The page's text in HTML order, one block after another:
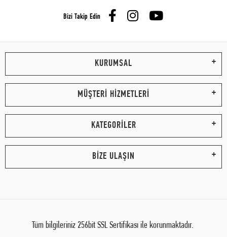
Bizi Takip Edin
KURUMSAL
MÜŞTERİ HİZMETLERİ
KATEGORİLER
BİZE ULAŞIN
Tüm bilgileriniz 256bit SSL Sertifikası ile korunmaktadır.